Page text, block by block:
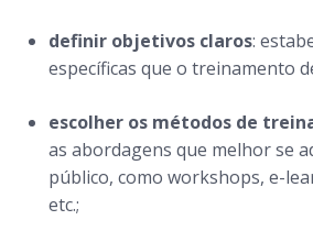
definir objetivos claros:
específicas que o treinamento
escolher os métodos de
as abordagens que melhor se
público, como workshops, e-
etc.;